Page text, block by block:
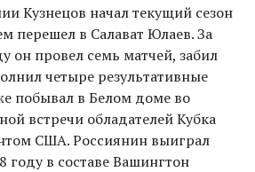
Кузнецов начал текущий сезон
перешел в Салават Юлаев. За
он провел семь матчей, забил
четыре результативные
побывал в Белом доме во
встречи обладателей Кубка
США. Россиянин выиграл
году в составе Вашингтон